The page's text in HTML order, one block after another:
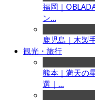
福岡｜
ン...
鹿児島｜木製
観光・旅行
熊本｜満天の
選｜...